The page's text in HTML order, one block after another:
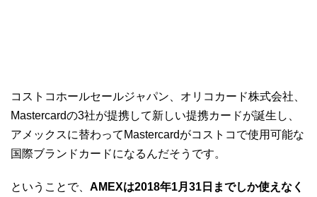
コストコホールセールジャパン、オリコカード株式会社、
Mastercardの3社が提携して新しい提携カードが誕生し、
アメックスに替わってMastercardがコストコで使用可能な
国際ブランドカードになるんだそうです。
ということで、 AMEXは2018年1月31日までしか使えなく